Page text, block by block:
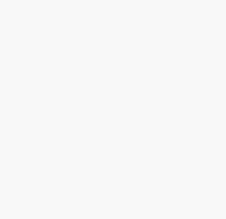
]스페셜 프로(F) 나이프